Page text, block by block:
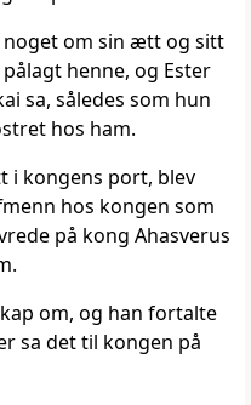
noget om sin ætt og sitt
henne, og Ester
sa, således som hun
hos ham.
i kongens port, blev
hos kongen som
på kong Ahasverus
om, og han fortalte
sa det til kongen på